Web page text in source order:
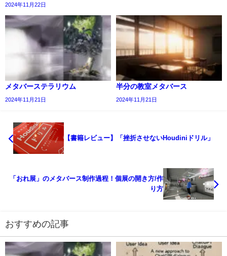
2024年11月22日
メタバーステラリウム
2024年11月21日
半分の教室メタバース
2024年11月21日
【書籍レビュー】「挫折させないHoudiniドリル」
「おれ展」のメタバース制作過程！個展の開き方/作
り方
おすすめの記事